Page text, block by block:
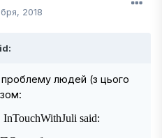
2018
людей (з цього
said: